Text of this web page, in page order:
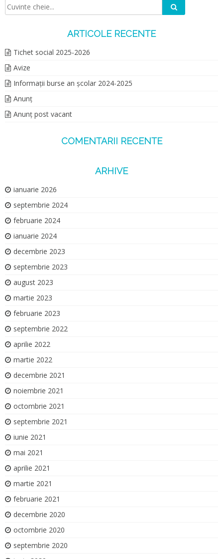
ARTICOLE RECENTE
Tichet social 2025-2026
Avize
Informații burse an școlar 2024-2025
Anunț
Anunț post vacant
COMENTARII RECENTE
ARHIVE
ianuarie 2026
septembrie 2024
februarie 2024
ianuarie 2024
decembrie 2023
septembrie 2023
august 2023
martie 2023
februarie 2023
septembrie 2022
aprilie 2022
martie 2022
decembrie 2021
noiembrie 2021
octombrie 2021
septembrie 2021
iunie 2021
mai 2021
aprilie 2021
martie 2021
februarie 2021
decembrie 2020
octombrie 2020
septembrie 2020